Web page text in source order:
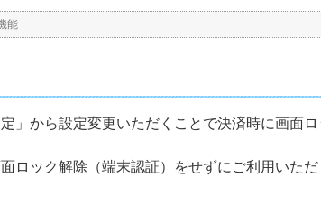
能
」から設定変更いただくことで決済時に画面
ロック解除（端末認証）をせずにご利用いた